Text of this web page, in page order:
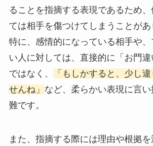
ることを指摘する表現であるため
ては相手を傷つけてしまうことがあ
特に、感情的になっている相手や
い人に対しては、直接的に「お門
ではなく、
「もしかすると、少し
せんね」 など、柔らかい表現に言
難です。
また、指摘する際には理由や根拠